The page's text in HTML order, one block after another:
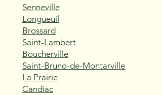
Senneville
Longueuil
Brossard
Saint-Lambert
Boucherville
Saint-Bruno-de-Montarville
La Prairie
Candiac